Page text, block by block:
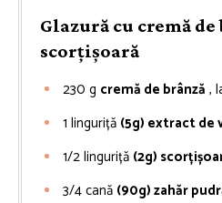
Glazură cu cremă de
scorțișoară
230 g cremă de brânză ,
1 linguriță (5g) extract de
1/2linguriță (2g)
3/4cană (90g) zahăr